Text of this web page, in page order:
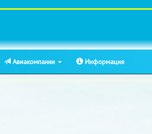
Авиакомпании Информация